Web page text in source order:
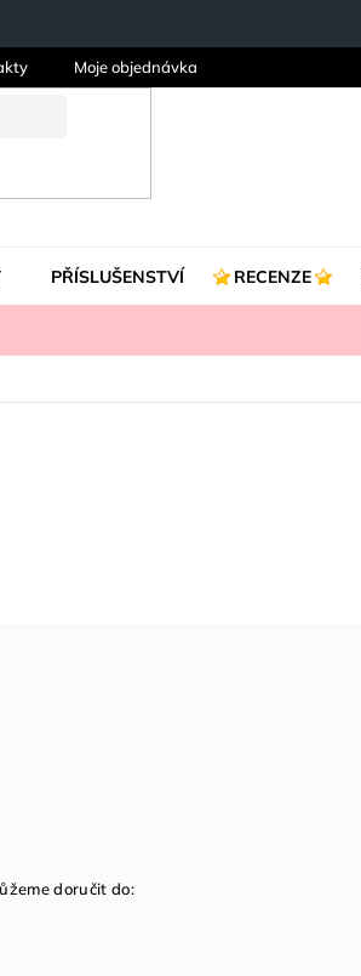
Moje objednávka
PŘÍSLUŠENSTVÍ RECENZE
doručit do: